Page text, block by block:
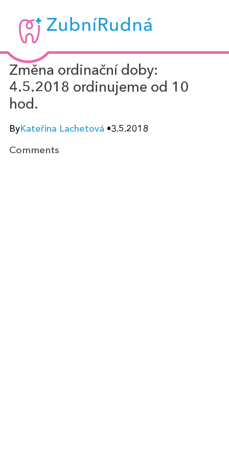
Zubní
Rudná
-
MUDr.
Kateřina
Lachetová
Změna ordinační doby:
4.5.2018 ordinujeme od 10
hod.
ByKateřina Lachetová •3.5.2018
Comments